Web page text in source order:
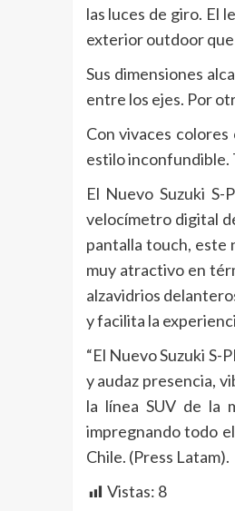
las luces de giro. El
exterior outdoor
Sus dimensiones
entre los ejes. Por
Con vivaces
estilo inconfundible.
El Nuevo Suzuki
velocímetro digital
pantalla touch, este
muy atractivo en
alzavidrios
y facilita la
“El Nuevo Suzuki S-
y audaz presencia,
la línea SUV de la
impregnando todo
Chile. (Press Latam).
Vistas: 8